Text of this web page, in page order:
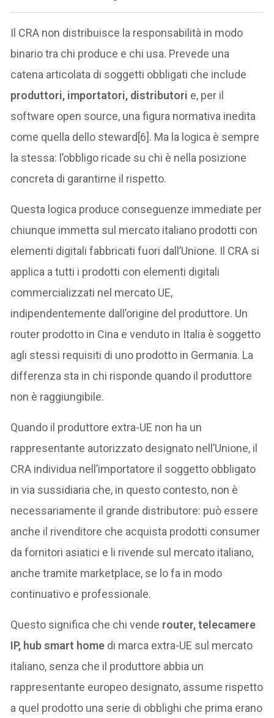
Il CRA non distribuisce la responsabilità in modo
binario tra chi produce e chi usa. Prevede una
catena articolata di soggetti obbligati che include
produttori, importatori, distributori e, per il
software open source, una figura normativa inedita
come quella dello steward[6]. Ma la logica è sempre
la stessa: l’obbligo ricade su chi è nella posizione
concreta di garantirne il rispetto.
Questa logica produce conseguenze immediate per
chiunque immetta sul mercato italiano prodotti con
elementi digitali fabbricati fuori dall’Unione. Il CRA si
applica a tutti i prodotti con elementi digitali
commercializzati nel mercato UE,
indipendentemente dall’origine del produttore. Un
router prodotto in Cina e venduto in Italia è soggetto
agli stessi requisiti di uno prodotto in Germania. La
differenza sta in chi risponde quando il produttore
non è raggiungibile.
Quando il produttore extra-UE non ha un
rappresentante autorizzato designato nell’Unione, il
CRA individua nell’importatore il soggetto obbligato
in via sussidiaria che, in questo contesto, non è
necessariamente il grande distributore: può essere
anche il rivenditore che acquista prodotti consumer
da fornitori asiatici e li rivende sul mercato italiano,
anche tramite marketplace, se lo fa in modo
continuativo e professionale.
Questo significa che chi vende router, telecamere
IP, hub smart home di marca extra-UE sul mercato
italiano, senza che il produttore abbia un
rappresentante europeo designato, assume rispetto
a quel prodotto una serie di obblighi che prima erano